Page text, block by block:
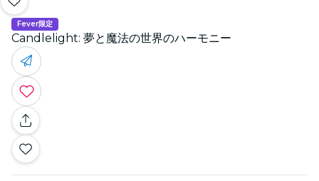
Fever限定
Candlelight: 夢と魔法の世界のハーモニー